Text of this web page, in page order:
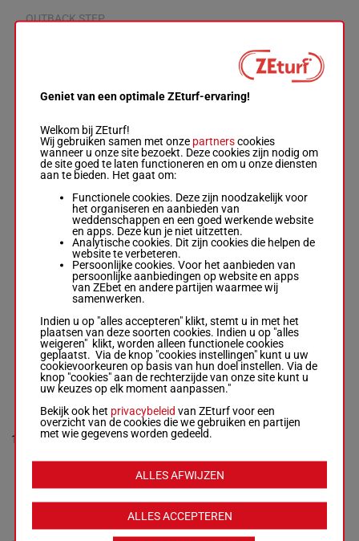
OUTBACK STEP
Amie Meissner-
Wayne Pomfrett
Box: 8 -R/7 -
56.5 kg
8p 3p 1p 3p
R/756.5
kg
8p 3p 1p
3p
8
RUM RUMBLE
Tom Button
58.5 kg
5p 3p 1p 5p 3p
R/558.5
kg
5p 3p 1p
5p 3p
TOP HONOURS
Chelsea Jokic-
Chelsea Jokic
Box: 5 -R/7 -
58.5 kg
0p 0p 2p 4p
R/758.5
kg
0p 0p 2p
4p
5
10
CRIMSON
DECIPHER
Mckenzie Apel-
Ricky Vale
54.5 kg
M/454.5
4p 7p 7p
TRAIN NS
Geniet van een optimale ZEturf-ervaring!
Welkom bij ZEturf!
Wij gebruiken samen met onze partnerscookies
wanneer u onze site bezoekt. Deze cookies zijn nodig om
de site goed te laten functioneren en om u onze diensten
aan te bieden. Het gaat om:
Functionele cookies. Deze zijn noodzakelijk voor
het organiseren en aanbieden van
weddenschappen en een goed werkende website
en apps. Deze kun je niet uitzetten.
Analytische cookies. Dit zijn cookies die helpen de
website te verbeteren.
Persoonlijke cookies. Voor het aanbieden van
persoonlijke aanbiedingen op website en apps
van ZEbet en andere partijen waarmee wij
samenwerken.
Indien u op "alles accepteren" klikt, stemt u in met het
plaatsen van deze soorten cookies. Indien u op "alles
weigeren" klikt, worden alleen functionele cookies
geplaatst. Via de knop "cookies instellingen" kunt u uw
cookievoorkeuren op basis van hun doel instellen. Via de
knop "cookies" aan de rechterzijde van onze site kunt u
uw keuzes op elk moment aanpassen."
Bekijk ook het privacybeleid van ZEturf voor een
overzicht van de cookies die we gebruiken en partijen
met wie gegevens worden gedeeld.
ALLES ACCEPTEREN
ALLES AFWIJZEN